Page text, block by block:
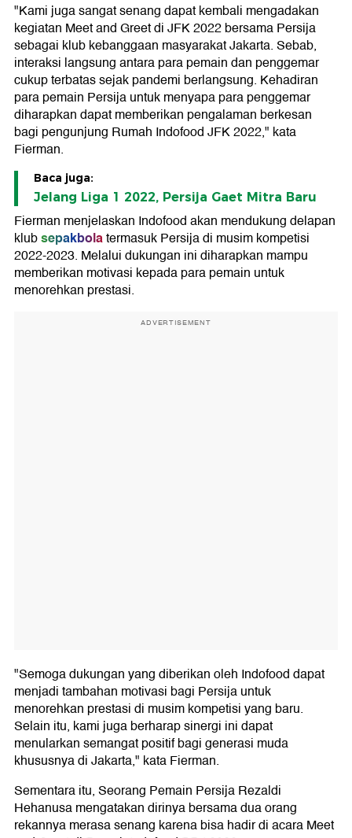
"Kami juga sangat senang dapat kembali mengadakan
kegiatan Meet and Greet di JFK 2022 bersama Persija
sebagai klub kebanggaan masyarakat Jakarta. Sebab,
interaksi langsung antara para pemain dan penggemar
cukup terbatas sejak pandemi berlangsung. Kehadiran
para pemain Persija untuk menyapa para penggemar
diharapkan dapat memberikan pengalaman berkesan
bagi pengunjung Rumah Indofood JFK 2022," kata
Fierman.
Baca juga:
Jelang Liga 1 2022, Persija Gaet Mitra Baru
Fierman menjelaskan Indofood akan mendukung delapan
klubsepakbolatermasuk Persija di musim kompetisi
2022-2023. Melalui dukungan ini diharapkan mampu
memberikan motivasi kepada para pemain untuk
menorehkan prestasi.
ADVERTISEMENT
"Semoga dukungan yang diberikan oleh Indofood dapat
menjadi tambahan motivasi bagi Persija untuk
menorehkan prestasi di musim kompetisi yang baru.
Selain itu, kami juga berharap sinergi ini dapat
menularkan semangat positif bagi generasi muda
khususnya di Jakarta," kata Fierman.
Sementara itu, Seorang Pemain Persija Rezaldi
Hehanusa mengatakan dirinya bersama dua orang
rekannya merasa senang karena bisa hadir di acara Meet